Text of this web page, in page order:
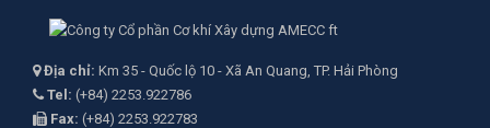
Địa chỉ: Km 35 - Quốc lộ 10 - Xã An Quang, TP. Hải Phòng
Tel: (+84) 2253.922786
Fax: (+84) 2253.922783